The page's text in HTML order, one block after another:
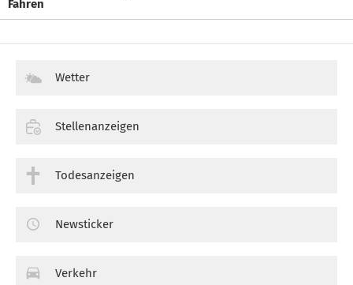
Fahren
Wetter
Stellenanzeigen
Todesanzeigen
Newsticker
Verkehr